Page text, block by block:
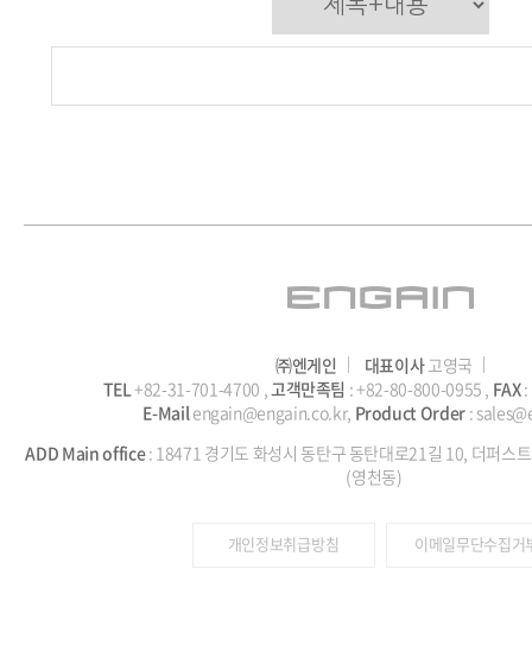
㈜엔게인 대표이사고영국
TEL+82-31-701-4700 ,고객만족팀 : +82-80-800-0955 , FAX:
E-Mailengain@engain.co.kr, Product Order :
ADD Main office: 18471 경기도 화성시 동탄구 동탄대로21길 10, 더퍼스
(영천동)
개인정보취급방침 이메일무단수집거